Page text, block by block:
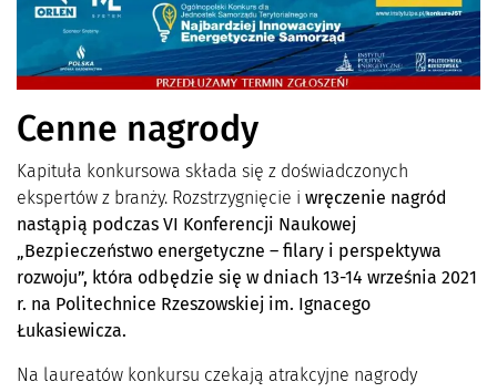
Cenne nagrody
Kapituła konkursowa składa się z doświadczonych
ekspertów z branży. Rozstrzygnięcie i wręczenie nagród
nastąpią podczas VI Konferencji Naukowej
„Bezpieczeństwo energetyczne – filary i perspektywa
rozwoju”, która odbędzie się w dniach 13-14 września 2021
r. na Politechnice Rzeszowskiej im. Ignacego
Łukasiewicza.
Na laureatów konkursu czekają atrakcyjne nagrody